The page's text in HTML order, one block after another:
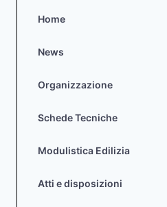
DA
NEGLI
L’ACCESSO,
TRANSITO
Home
News
Organizzazione
Schede Tecniche
Modulistica Edilizia
Atti e disposizioni